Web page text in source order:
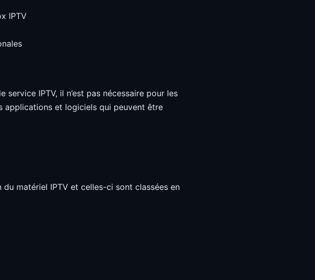
IPTV
IPTV, il n’est pas nécessaire pour les
applications et logiciels qui peuvent être
matériel IPTV et celles-ci sont classées en